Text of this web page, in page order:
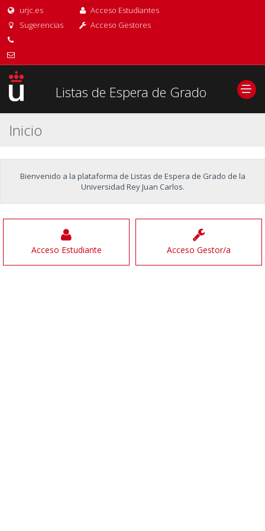
urjc.es
Sugerencias
Acceso Estudiantes
Acceso Gestores
Listas de Espera de Grado
Inicio
Bienvenido a la plataforma de Listas de Espera de Grado de la
Universidad Rey Juan Carlos.
Acceso Estudiante Acceso Gestor/a